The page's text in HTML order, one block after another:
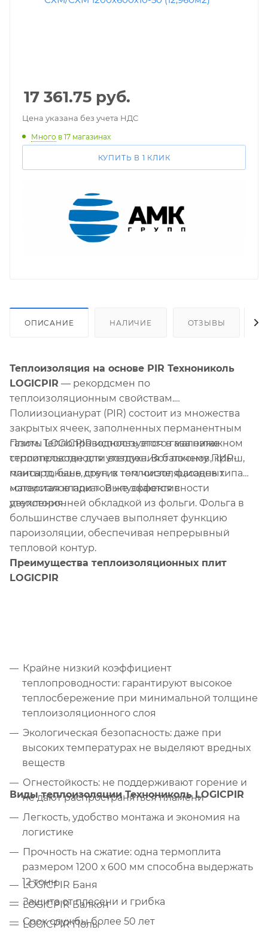
17 361.75 руб.
Цена указана без учета НДС
Много в 17 магазинах
КУПИТЬ В 1 КЛИК
ОПИСАНИЕ НАЛИЧИЕ ОТЗЫВЫ
Теплоизоляция на основе PIR Технониколь
LOGICPIR — рекордсмен по
теплоизоляционным свойствам.
Полиизоцианурат (PIR) состоит из множества
закрытых ячеек, заполненных перманентным
газом. Теплопроводность этого газа ниже
теплопроводности воздуха. Вот почему ПИР-
плиты тоньше других теплоизоляционных
материалов при той же эффективности
утепления.
Плиты LOGICPIR используется в малоэтажном
строительстве для утепления балконов, крыш,
мансард, бань, стен, в том числе, фасадов типа
«слоистая кладка». Выпускаются с
двухсторонней обкладкой из фольги. Фольга в
большинстве случаев выполняет функцию
пароизоляции, обеспечивая непрерывный
тепловой контур.
Преимущества теплоизоляционных плит
LOGICPIR
Крайне низкий коэффициент
теплопроводности: гарантируют высокое
теплосбережение при минимальной толщине
теплоизоляционного слоя
Экологическая безопасность: даже при
высоких температурах не выделяют вредных
веществ
Огнестойкость: не поддерживают горение и
не дают распространяться пламени
Легкость, удобство монтажа и экономия на
логистике
Прочность на сжатие: одна термоплита
размером 1200 х 600 мм способна выдержать
12 тонн
Защита от плесени и грибка
Срок службы более 50 лет
Виды теплоизоляции Технониколь LOGICPIR
LOGICPIR Баня
LOGICPIR Балкон
LOGICPIR Полы